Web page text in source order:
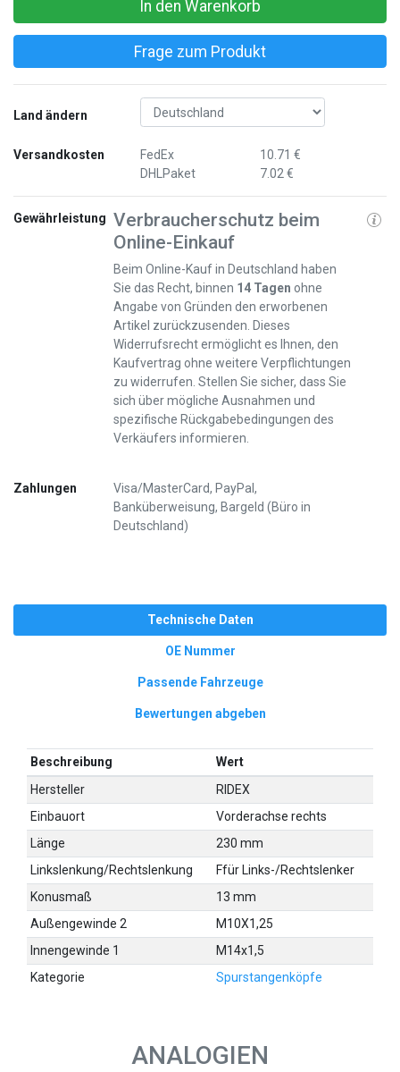
In den Warenkorb
Frage zum Produkt
Land ändern
Versandkosten
FedEx
DHLPaket
10.71 €
7.02 €
Gewährleistung Verbraucherschutz beim
Online-Einkauf
Beim Online-Kauf in Deutschland haben
Sie das Recht, binnen 14 Tagen ohne
Angabe von Gründen den erworbenen
Artikel zurückzusenden. Dieses
Widerrufsrecht ermöglicht es Ihnen, den
Kaufvertrag ohne weitere Verpflichtungen
zu widerrufen. Stellen Sie sicher, dass Sie
sich über mögliche Ausnahmen und
spezifische Rückgabebedingungen des
Verkäufers informieren.
Zahlungen
Visa/MasterCard, PayPal,
Banküberweisung, Bargeld (Büro in
Deutschland)
Technische Daten
OE Nummer
Passende Fahrzeuge
Bewertungen abgeben
Beschreibung
Wert
Hersteller
RIDEX
Einbauort
Vorderachse rechts
Länge
230 mm
Linkslenkung/Rechtslenkung
Ffür Links-/Rechtslenker
Konusmaß
13 mm
Außengewinde 2
M10X1,25
Innengewinde 1
M14x1,5
Kategorie
Spurstangenköpfe
ANALOGIEN